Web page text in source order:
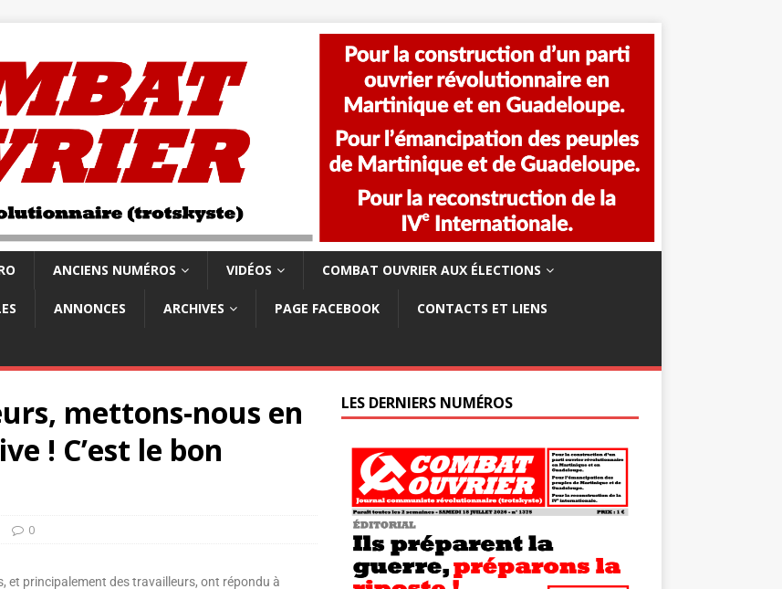
ANCIENS NUMÉROS VIDÉOS COMBAT OUVRIER AUX ÉLECTIONS
ANNONCES ARCHIVES PAGE FACEBOOK CONTACTS ET LIENS
mettons-nous en
! C’est le bon
0
et principalement des travailleurs, ont répondu à
LES DERNIERS NUMÉROS